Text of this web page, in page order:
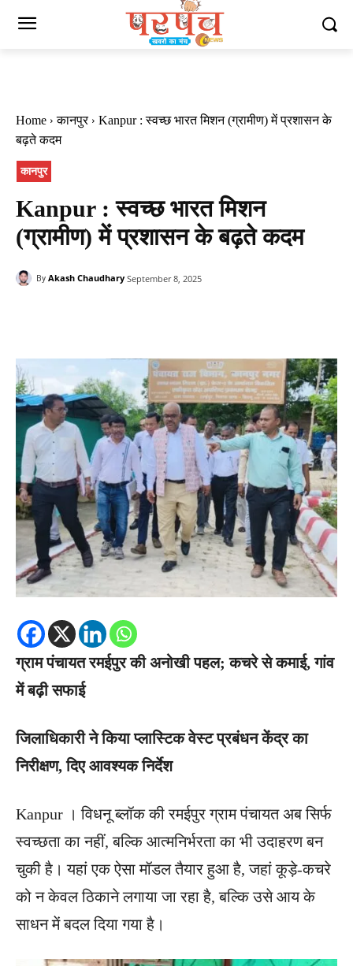
Home कानपुर
Kanpur : स्वच्छ भारत मिशन (ग्रामीण) में प्रशासन के
बढ़ते कदम
कानपुर
Kanpur : स्वच्छ भारत मिशन
(ग्रामीण) में प्रशासन के बढ़ते कदम
By Akash Chaudhary September 8, 2025
ग्राम पंचायत रमईपुर की अनोखी पहल; कचरे से कमाई, गांव
में बढ़ी सफाई
जिलाधिकारी ने किया प्लास्टिक वेस्ट प्रबंधन केंद्र का
निरीक्षण, दिए आवश्यक निर्देश
Kanpur । विधनू ब्लॉक की रमईपुर ग्राम पंचायत अब सिर्फ
स्वच्छता का नहीं, बल्कि आत्मनिर्भरता का भी उदाहरण बन
चुकी है। यहां एक ऐसा मॉडल तैयार हुआ है, जहां कूड़े-कचरे
को न केवल ठिकाने लगाया जा रहा है, बल्कि उसे आय के
साधन में बदल दिया गया है।